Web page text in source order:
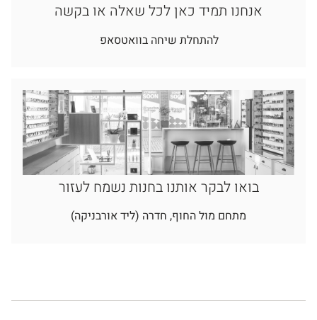
אנחנו תמיד כאן לכל שאלה או בקשה
להתחלת שיחה בוואטסאפ
בואו לבקר אותנו בחנות נשמח לעזור
מתחם מול החוף, חדרה (ליד אורבניקה)